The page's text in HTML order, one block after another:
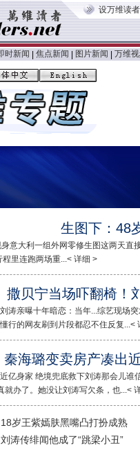
设万维读
时新闻 焦点新闻 图片新闻 万维
生图下：48
意大利一组外网零修生图这两天
里连跑两场重...< 详细 >
撒贝宁当场吓翻椅！
涛亲曝十年暗恋：当年...综艺现场
行的网友刷到片段都忍不住反复...<
秦海璐变卖房产凑出
亿身家 绝境兜底救下刘涛那会儿
就办了。她没让刘涛写欠条，也...<
岁王紫嫣肤黑嘴凸打扮成熟
涛传绯闻他成了“跳梁小丑”